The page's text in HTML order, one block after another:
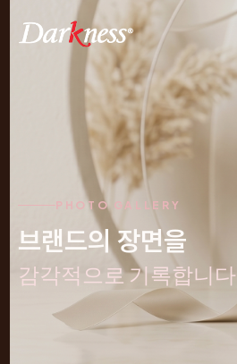
PHOTO GALLERY
브랜드의 장면을
감각적으로 기록합니다